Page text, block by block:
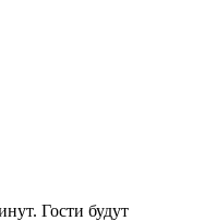
Гости будут